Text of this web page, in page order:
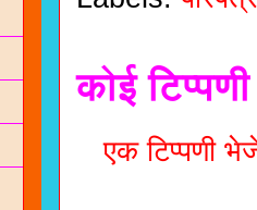
कोई
एक टिप्पणी